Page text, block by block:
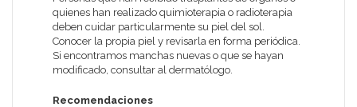
quienes han realizado quimioterapia o radioterapia
deben cuidar particularmente su piel del sol.
Conocer la propia piel y revisarla en forma periódica.
Si encontramos manchas nuevas o que se hayan
modificado, consultar al dermatólogo.
Recomendaciones